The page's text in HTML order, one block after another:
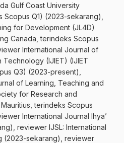
Gulf Coast University
Q1) (2023-sekarang),
for Development (JL4D)
Canada, terindeks Scopus
International Journal of
Technology (IJIET) (IJIET
Q3) (2023-present),
of Learning, Teaching and
for Research and
terindeks Scopus
International Journal Ihya’
reviewer IJSL: International
(2023-sekarang), reviewer